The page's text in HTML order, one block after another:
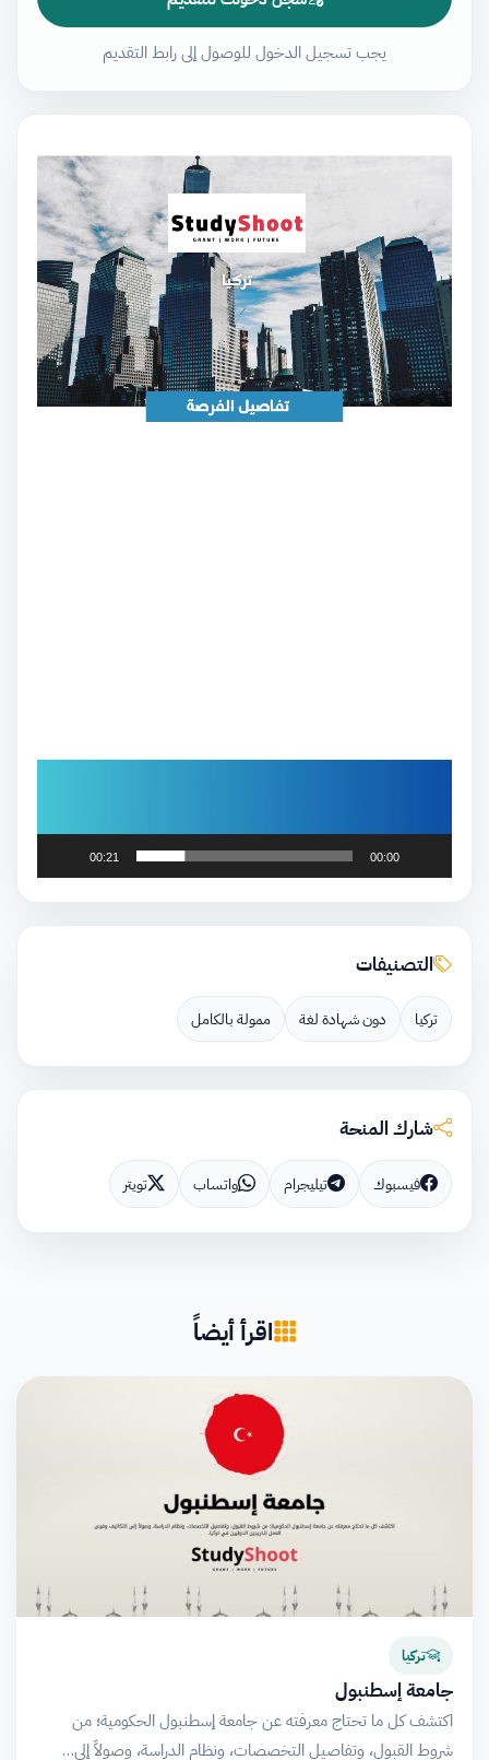
يجب تسجيل الدخول للوصول إلى رابط التقديم
مشغل
00:00
00:21
التصنيفات
تركيا دون شهادة لغة ممولة بالكامل
شارك المنحة
فيسبوك تيليجرام واتساب تويتر
اقرأ أيضاً
تركيا
جامعة إسطنبول
اكتشف كل ما تحتاج معرفته عن جامعة إسطنبول الحكومية؛ من
شروط القبول، وتفاصيل التخصصات، ونظام الدراسة، وصولاً إلى…